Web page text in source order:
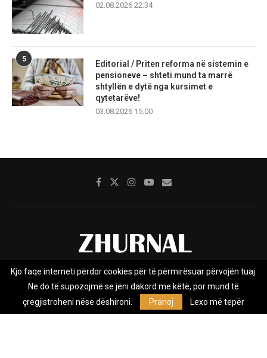
02.08.2026 22:34
5
Editorial / Priten reforma në sistemin e
pensioneve – shteti mund ta marrë
shtyllën e dytë nga kursimet e
qytetarëve!
03.08.2026 15:00
Rreth nesh Impresumi Marketing
Privacy Policy
Zhurnal.mk është Agjenci e Lajmeve e pavarur, e themeluar në vitin
Kjo faqe interneti përdor cookies për të përmirësuar përvojën tuaj.
Ne do të supozojmë se jeni dakord me këtë, por mund të
çregjistroheni nëse dëshironi.
Pranoj Lexo më tepër